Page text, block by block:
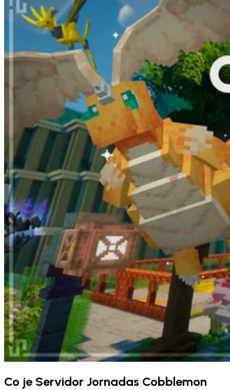
Co je Servidor Jornadas Cobblemon